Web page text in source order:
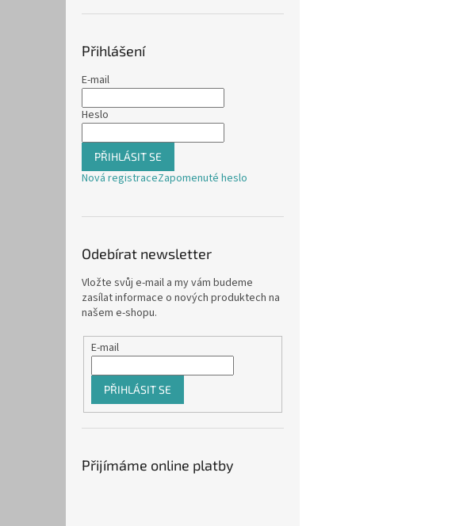
Přihlášení
E-mail
Heslo
PŘIHLÁSIT SE
Nová registraceZapomenuté heslo
Odebírat newsletter
Vložte svůj e-mail a my vám budeme
zasílat informace o nových produktech na
našem e-shopu.
E-mail
PŘIHLÁSIT SE
Přijímáme online platby